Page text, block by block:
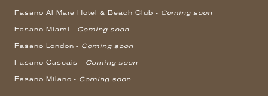
Fasano Al Mare Hotel & Beach Club - Coming soon
Fasano Miami - Coming soon
Fasano London - Coming soon
Fasano Cascais - Coming soon
Fasano Milano - Coming soon